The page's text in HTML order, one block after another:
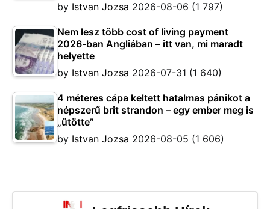
by Istvan Jozsa 2026-08-06 (1 797)
Nem lesz több cost of living payment
2026-ban Angliában – itt van, mi maradt
helyette
by Istvan Jozsa 2026-07-31 (1 640)
4 méteres cápa keltett hatalmas pánikot a
népszerű brit strandon – egy ember meg is
„ütötte”
by Istvan Jozsa 2026-08-05 (1 606)